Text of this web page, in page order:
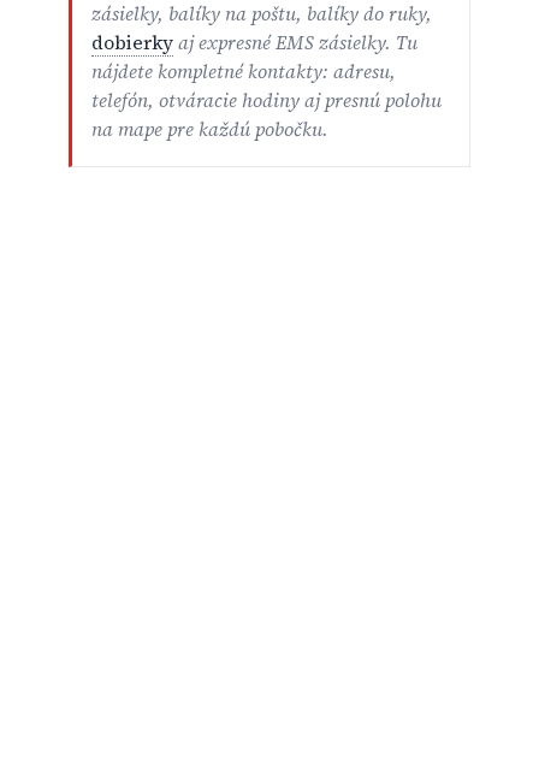
zásielky, balíky na poštu, balíky do ruky,
dobierkyaj expresné EMS zásielky. Tu
nájdete kompletné kontakty: adresu,
telefón, otváracie hodiny aj presnú polohu
na mape pre každú pobočku.